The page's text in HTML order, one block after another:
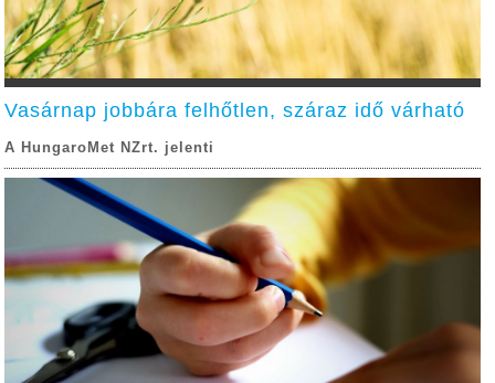
Vasárnap jobbára felhőtlen, száraz idő várható
A HungaroMet NZrt. jelenti